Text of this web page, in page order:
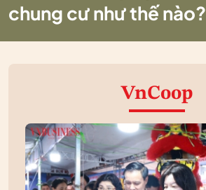
chung cư như thế nào?
VnCoop